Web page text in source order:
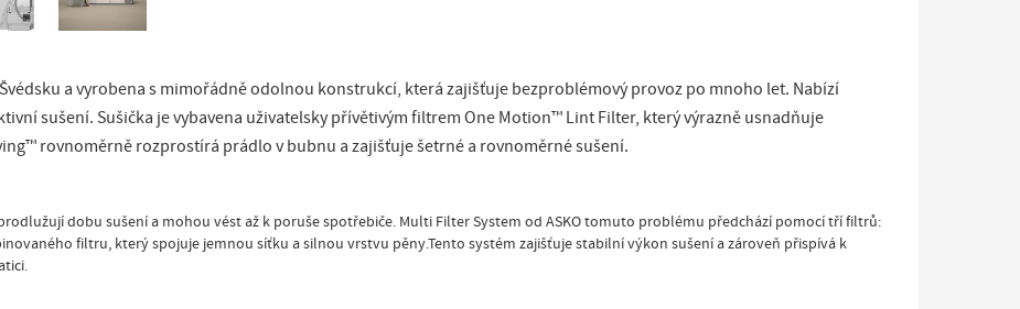
Švédsku a vyrobena s mimořádně odolnou konstrukcí, která zajišťuje bezproblémový provoz po mnoho let. Nabízí
sušení. Sušička je vybavena uživatelsky přívětivým filtrem One Motion™ Lint Filter, který výrazně usnadňuje
rovnoměrně rozprostírá prádlo v bubnu a zajišťuje šetrné a rovnoměrné sušení.
dobu sušení a mohou vést až k poruše spotřebiče. Multi Filter System od ASKO tomuto problému předchází pomocí tří filtrů:
filtru, který spojuje jemnou síťku a silnou vrstvu pěny.Tento systém zajišťuje stabilní výkon sušení a zároveň přispívá k